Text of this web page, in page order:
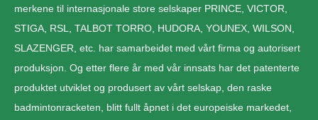
merkene til internasjonale store selskaper PRINCE, VICTOR,
STIGA, RSL, TALBOT TORRO, HUDORA, YOUNEX, WILSON,
SLAZENGER, etc. har samarbeidet med vårt firma og autorisert
produksjon. Og etter flere år med vår innsats har det patenterte
produktet utviklet og produsert av vårt selskap, den raske
badmintonracketen, blitt fullt åpnet i det europeiske markedet,